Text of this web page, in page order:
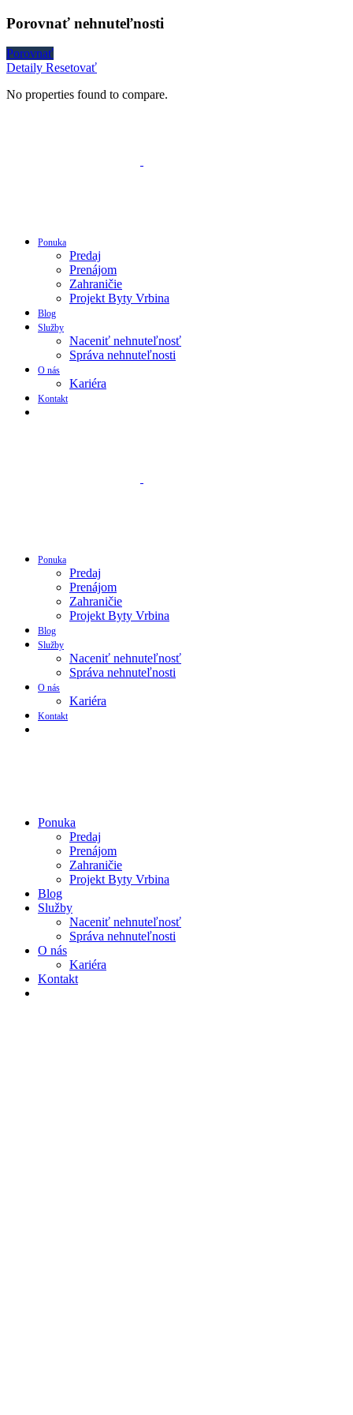
Porovnať nehnuteľnosti
Porovnať
Detaily Resetovať
No properties found to compare.
Ponuka
Predaj
Prenájom
Zahraničie
Projekt Byty Vrbina
Blog
Služby
Naceniť nehnuteľnosť
Správa nehnuteľnosti
O nás
Kariéra
Kontakt
Ponuka
Predaj
Prenájom
Zahraničie
Projekt Byty Vrbina
Blog
Služby
Naceniť nehnuteľnosť
Správa nehnuteľnosti
O nás
Kariéra
Kontakt
Ponuka
Predaj
Prenájom
Zahraničie
Projekt Byty Vrbina
Blog
Služby
Naceniť nehnuteľnosť
Správa nehnuteľnosti
O nás
Kariéra
Kontakt